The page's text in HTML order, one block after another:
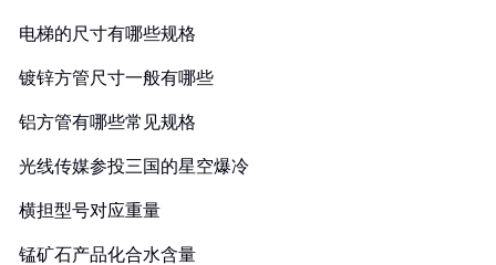
电梯的尺寸有哪些规格
镀锌方管尺寸一般有哪些
铝方管有哪些常见规格
光线传媒参投三国的星空爆冷
横担型号对应重量
锰矿石产品化合水含量